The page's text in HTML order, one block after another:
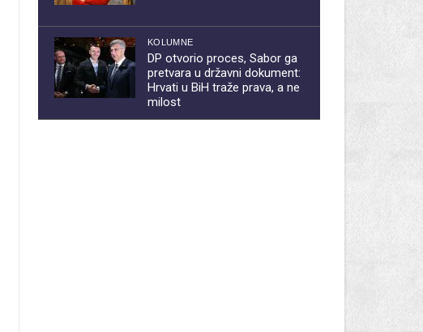
KOLUMNE
DP otvorio proces, Sabor ga
pretvara u državni dokument:
Hrvati u BiH traže prava, a ne
milost